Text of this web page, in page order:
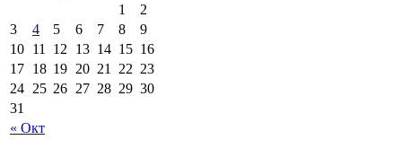
« Окт
1
2
3
4 5 6 7 8
9
10 11 12 13 14 15 16
17 18 19 20 21 22 23
24 25 26 27 28 29 30
31